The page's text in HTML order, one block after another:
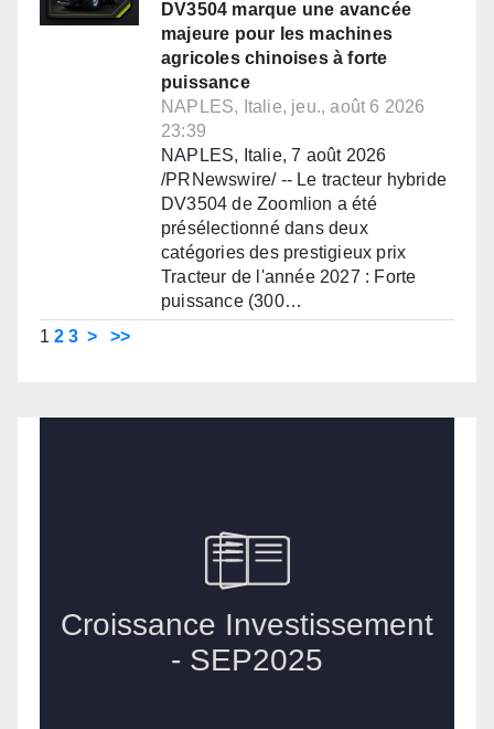
DV3504 marque une avancée
majeure pour les machines
agricoles chinoises à forte
puissance
NAPLES, Italie, jeu., août 6 2026
23:39
NAPLES, Italie, 7 août 2026
/PRNewswire/ -- Le tracteur hybride
DV3504 de Zoomlion a été
présélectionné dans deux
catégories des prestigieux prix
Tracteur de l'année 2027 : Forte
puissance (300…
1 2 3 > >>